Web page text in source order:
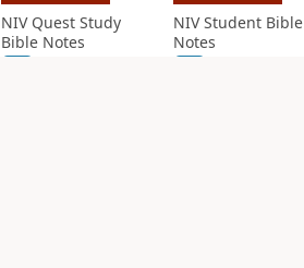
NIV Quest Study
Bible Notes
NIV Student Bible
Notes